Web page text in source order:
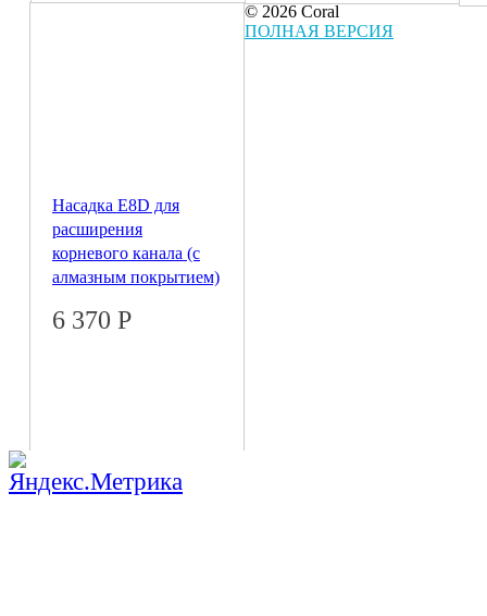
Насадка E8D для
расширения
корневого канала (с
алмазным покрытием)
6 370 Р
© 2026 Coral
ПОЛНАЯ ВЕРСИЯ